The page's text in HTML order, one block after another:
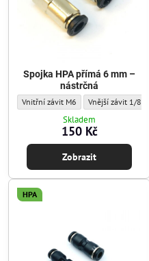
Spojka HPA přímá 6 mm –
nástrčná
Spojka HPA přímá 6 mm – nástrčná -
Vnitřní závit M6 Spojka HPA
Vnější závit 1/8
Skladem
150 Kč
Zobrazit
HPA